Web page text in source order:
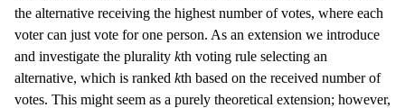
the alternative receiving the highest number of votes, where each
voter can just vote for one person. As an extension we introduce
and investigate the plurality kth voting rule selecting an
alternative, which is ranked kth based on the received number of
votes. This might seem as a purely theoretical extension; however,